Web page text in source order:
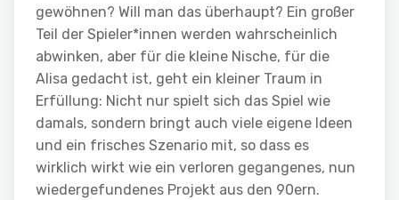
gewöhnen? Will man das überhaupt? Ein großer
Teil der Spieler*innen werden wahrscheinlich
abwinken, aber für die kleine Nische, für die
Alisa gedacht ist, geht ein kleiner Traum in
Erfüllung: Nicht nur spielt sich das Spiel wie
damals, sondern bringt auch viele eigene Ideen
und ein frisches Szenario mit, so dass es
wirklich wirkt wie ein verloren gegangenes, nun
wiedergefundenes Projekt aus den 90ern.